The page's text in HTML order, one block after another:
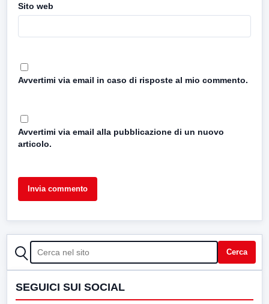
Sito web
Avvertimi via email in caso di risposte al mio commento.
Avvertimi via email alla pubblicazione di un nuovo
articolo.
CERCA Cerca
SEGUICI SUI SOCIAL